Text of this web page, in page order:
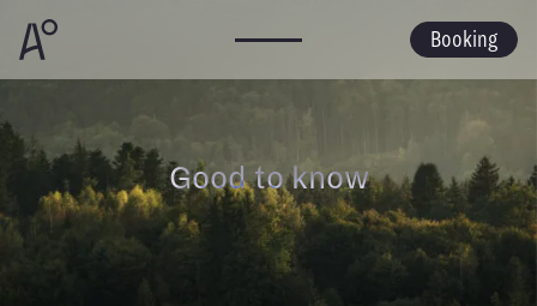
Booking
Good to know